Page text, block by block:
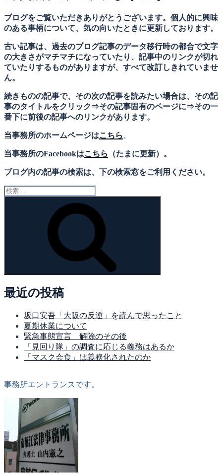
ブログをご覧いただきありがとうございます。個人的に興味
のある事柄について、気の向いたときに更新しております。
古い記事は、過去のブログ記事のデータ移行時の都合で文字
の大きさがマチマチになっていたり、記事中のリンクが切れ
ていたりするものがありますが、すべて改訂しきれていませ
ん。
続きものの記事で、その次の記事を読みたい場合は、その記
事のタイトルをクリック⇒その記事固有のページに⇒その一
番下に前後の記事へのリンクがあります。
当事務所のホームページはこちら 。
当事務所のFacebookはこちら （たまに更新）。
ブログ内の記事の検索は、下の検索窓をご利用ください。
検
最近の投稿
坂口安吾「大阪の反逆」を読んで思ったこと
夏期休業について
緊急事態宣言 解除のその後
「見回り隊」の調査に応じる義務はあるか
「マスク会食」は義務化されたのか
事務所エントランスです。